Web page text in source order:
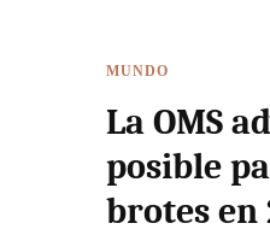
MUNDO
La OMS
posible
brotes en